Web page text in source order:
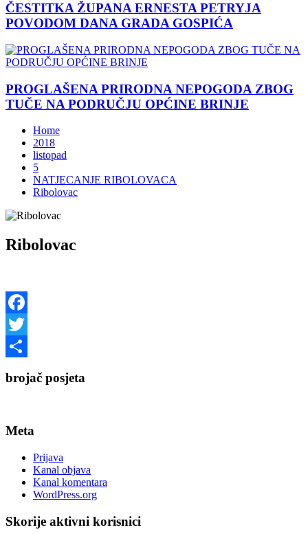
ČESTITKA ŽUPANA ERNESTA PETRYJA
POVODOM DANA GRADA GOSPIĆA
PROGLAŠENA PRIRODNA NEPOGODA ZBOG
TUČE NA PODRUČJU OPĆINE BRINJE
Home
2018
listopad
5
NATJECANJE RIBOLOVACA
Ribolovac
Ribolovac
Facebook
Twitter
brojač posjeta
Meta
Prijava
Kanal objava
Kanal komentara
WordPress.org
Skorije aktivni korisnici